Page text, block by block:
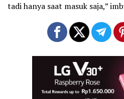
tadi hanya saat masuk saja,”